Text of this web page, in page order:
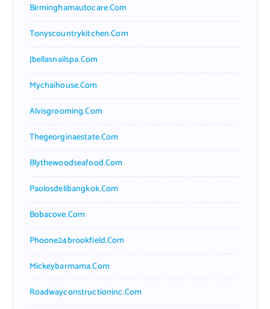
Birminghamautocare.com
Tonyscountrykitchen.com
Jbellasnailspa.com
Mychaihouse.com
Alvisgrooming.com
Thegeorginaestate.com
Blythewoodseafood.com
Paolosdelibangkok.com
Bobacove.com
Phoone24brookfield.com
Mickeybarmama.com
Roadwayconstructioninc.com